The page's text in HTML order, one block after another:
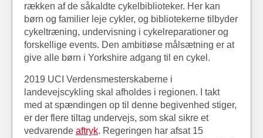
rækken af de såkaldte cykelbiblioteker. Her kan
børn og familier leje cykler, og bibliotekerne tilbyder
cykeltræning, undervisning i cykelreparationer og
forskellige events. Den ambitiøse målsætning er at
give alle børn i Yorkshire adgang til en cykel.
2019 UCI Verdensmesterskaberne i
landevejscykling skal afholdes i regionen. I takt
med at spændingen op til denne begivenhed stiger,
er der flere tiltag undervejs, som skal sikre et
vedvarende aftryk. Regeringen har afsat 15